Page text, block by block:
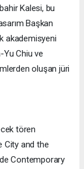
Kalesi, bu
Başkan
akademisyeni
Yu Chiu ve
oluşan jüri
tören
City and the
Contemporary